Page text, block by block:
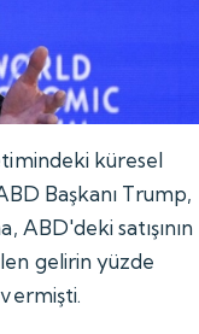
küresel
Başkanı Trump,
ABD'deki satışının
gelirin yüzde